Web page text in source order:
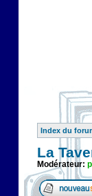
Index du
La
Modérateur: